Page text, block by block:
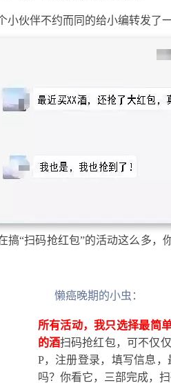
小伙伴不约而同的给小编转发了一
搞“扫码抢红包”的活动这么多
懒癌晚期的小虫：
所有活动，我只选择最简
的酒扫码抢红包，可不仅
P，注册登录，填写信息
吗？你看它，三部完成，